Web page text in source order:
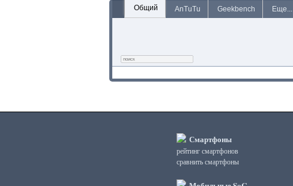
Общий AnTuTu Geekbench Еще...
Смартфоны
рейтинг смартфонов
сравнить смартфоны